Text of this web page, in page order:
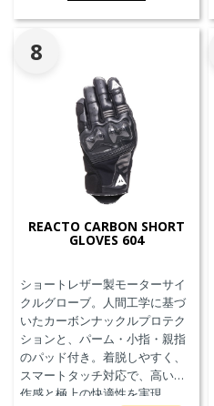
8
REACTO CARBON SHORT
GLOVES 604
ショートレザー製モーターサイ
クルグローブ。人間工学に基づ
いたカーボンナックルプロテク
ションと、パーム・小指・親指
のパッド付き。着脱しやすく、
スマートタッチ対応で、高い操
作感と極上の快適性を実現。